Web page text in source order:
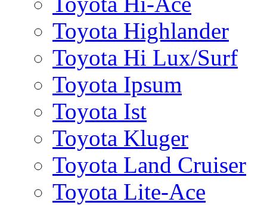
Toyota Highlander
Toyota Hi Lux/Surf
Toyota Ipsum
Toyota Ist
Toyota Kluger
Toyota Land Cruiser
Toyota Lite-Ace